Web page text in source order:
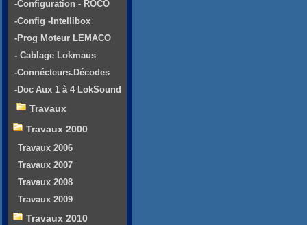
-Configuration - ROCO
-Config -Intellibox
-Prog Moteur LEMACO
- Cablage Lokmaus
-Connécteurs.Décodes
-Doc Aux 1 à 4 LokSound
Travaux
Travaux 2000
Travaux 2006
Travaux 2007
Travaux 2008
Travaux 2009
Travaux 2010